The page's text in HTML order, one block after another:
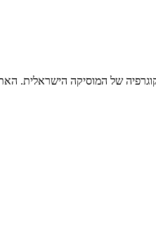
של המוסיקה